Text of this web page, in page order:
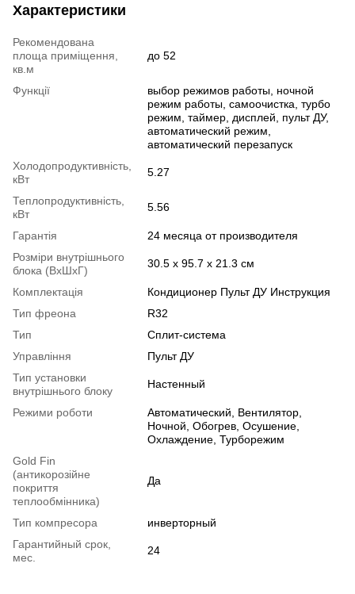
Характеристики
Рекомендована
площа приміщення,
кв.м
до 52
Функції
выбор режимов работы, ночной
режим работы, самоочистка, турбо
режим, таймер, дисплей, пульт ДУ,
автоматический режим,
автоматический перезапуск
Холодопродуктивність,
кВт
5.27
Теплопродуктивність,
кВт
5.56
Гарантія
24 месяца от производителя
Розміри внутрішнього
блока (ВхШхГ)
30.5 х 95.7 x 21.3 см
Комплектація
Кондиционер Пульт ДУ Инструкция
Тип фреона
R32
Тип
Сплит-система
Управління
Пульт ДУ
Тип установки
внутрішнього блоку
Настенный
Режими роботи
Автоматический, Вентилятор,
Ночной, Обогрев, Осушение,
Охлаждение, Турборежим
Gold Fin
(антикорозійне
покриття
теплообмінника)
Да
Тип компресора
инверторный
Гарантийный срок,
мес.
24